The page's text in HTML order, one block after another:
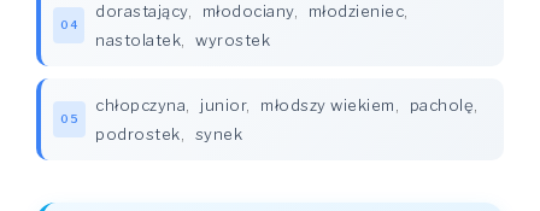
04
dorastający, młodociany, młodzieniec
nastolatek
wyrostek
05
chłopczyna junior, młodszy wiekiem pacholę
podrostek
synek